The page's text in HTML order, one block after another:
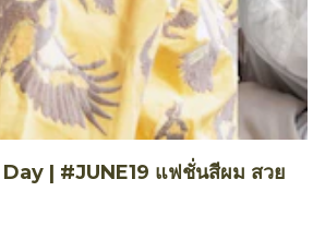
| #JUNE19 แฟชั่นสีผม สวย